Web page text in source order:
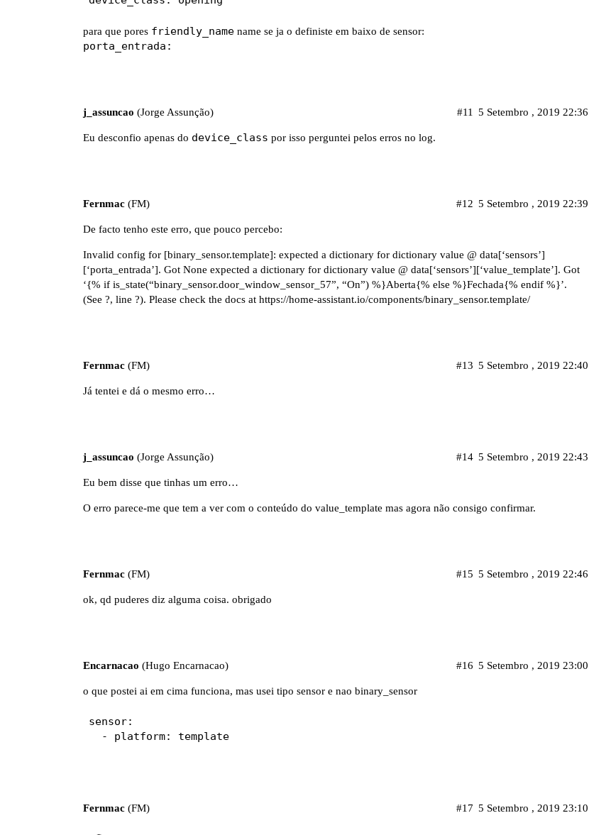
para que pores friendly_name name se ja o definiste em baixo de sensor:
porta_entrada:
j_assuncao (Jorge Assunção) 5 Setembro , 2019 22:36
#11
Eu desconfio apenas do device_class por isso perguntei pelos erros no log.
Fernmac (FM) 5 Setembro , 2019 22:39
#12
De facto tenho este erro, que pouco percebo:
Invalid config for [binary_sensor.template]: expected a dictionary for dictionary value @ data[‘sensors’]
[‘porta_entrada’]. Got None expected a dictionary for dictionary value @ data[‘sensors’][‘value_template’]. Got
‘{% if is_state(“binary_sensor.door_window_sensor_57”, “On”) %}Aberta{% else %}Fechada{% endif %}’.
(See ?, line ?). Please check the docs at https://home-assistant.io/components/binary_sensor.template/
Fernmac (FM) 5 Setembro , 2019 22:40
#13
Já tentei e dá o mesmo erro…
j_assuncao (Jorge Assunção) 5 Setembro , 2019 22:43
#14
Eu bem disse que tinhas um erro…
O erro parece-me que tem a ver com o conteúdo do value_template mas agora não consigo confirmar.
Fernmac (FM) 5 Setembro , 2019 22:46
#15
ok, qd puderes diz alguma coisa. obrigado
Encarnacao (Hugo Encarnacao) 5 Setembro , 2019 23:00
#16
o que postei ai em cima funciona, mas usei tipo sensor e nao binary_sensor
sensor:
  - platform: template
Fernmac (FM) 5 Setembro , 2019 23:10
#17